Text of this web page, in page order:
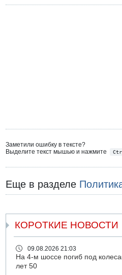
Заметили ошибку в тексте?
Выделите текст мышью и нажмите
Еще в разделе
КОРОТКИЕ НОВОСТИ
09.08.2026 21:03
На 4-м шоссе погиб под
лет 50